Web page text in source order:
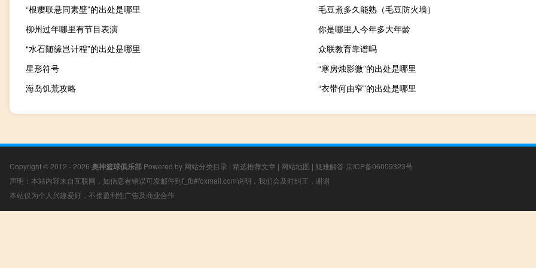
“根瘿联悬同素壁”的出处是哪里
毛豆煮多久能熟（毛豆防火墙）
柳州过年哪里有节目表演
你是哪里人今年多大年龄
“水石随缘岂计程”的出处是哪里
众联教育靠谱吗
星形符号
“寒房烛影微”的出处是哪里
海岛饥荒攻略
“衣带何由窄”的出处是哪里
Copyright © 2012 - 2026 奥神篮球俱乐部 Powered by 网站分类目录 | 精选推荐文章 | 网站地图 | 疑难解答 京ICP备06009323号
声明：本站内容来自互联网，如信息有错误可发邮件到f_fb#foxmail.com说明，我们会及时纠正，谢谢
本站仅为个人兴趣爱好，不接盈利性广告及商业合作